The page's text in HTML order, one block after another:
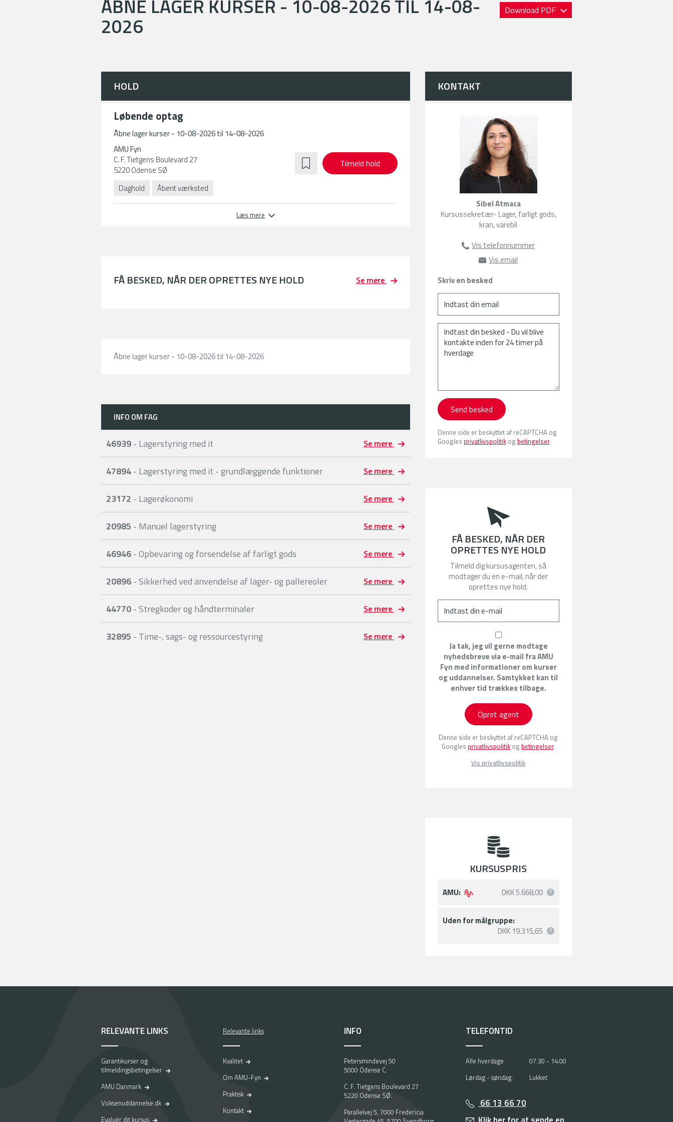
ÅBNE LAGER KURSER - 10-08-2026 TIL 14-08-
2026
Download PDF
HOLD
Løbende optag
Åbne lager kurser - 10-08-2026 til 14-08-2026
AMU Fyn
C. F. Tietgens Boulevard 27
5220 Odense SØ
Daghold
Åbent værksted
Tilmeld hold
Læs mere
FÅ BESKED, NÅR DER OPRETTES NYE HOLD Se mere
Åbne lager kurser - 10-08-2026 til 14-08-2026
INFO OM FAG
46939- Lagerstyring med it Se mere
47894- Lagerstyring med it - grundlæggende funktioner Se mere
23172 - Lagerøkonomi Se mere
20985 - Manuel lagerstyring Se mere
46946- Opbevaring og forsendelse af farligt gods Se mere
20896- Sikkerhed ved anvendelse af lager- og pallereoler Se mere
44770- Stregkoder og håndterminaler Se mere
32895 - Time-, sags- og ressourcestyring Se mere
KONTAKT
Sibel Atmaca
Kursussekretær- Lager, farligt gods,
kran, varebil
Vis telefonnummer
63135385
Vis emailsat@amu-fyn.dk
Skriv en besked
Send besked
Denne side er beskyttet af reCAPTCHA og
Googles privatlivspolitikog betingelser.
FÅ BESKED, NÅR DER
OPRETTES NYE HOLD
Tilmeld dig kursusagenten, så
modtager du en e-mail, når der
oprettes nye hold.
Ja tak, jeg vil gerne modtage
nyhedsbreve via e-mail fra AMU
Fyn med informationer om kurser
og uddannelser. Samtykket kan til
enhver tid trækkes tilbage.
Opret agent
Denne side er beskyttet af reCAPTCHA og
Googles privatlivspolitik og betingelser.
Vis privatlivspolitik
KURSUSPRIS
AMU: DKK 5.668,00
Uden for målgruppe:
DKK 19.315,65
RELEVANTE LINKS
Garantikurser og
tilmeldingsbetingelser
AMU Danmark
Voksenuddannelse.dk
Evaluér dit kursus
Relevante links
Kvalitet
Om AMU-Fyn
Praktisk
Kontakt
INFO
Petersmindevej 50
5000 Odense C.
C. F. Tietgens Boulevard 27
5220 Odense SØ.
Parallelvej 5, 7000 Fredericia
TELEFONTID
Alle hverdage
07.30 - 14.00
Lørdag - søndag:
Lukket
66 13 66 70